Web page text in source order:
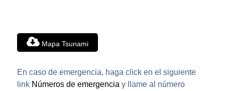
Mapa Tsunami
En caso de emergencia, haga click en el siguiente
link Números de emergencia y llame al número